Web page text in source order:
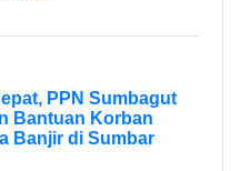
PPN Sumbagut
Bantuan Korban
Banjir di Sumbar